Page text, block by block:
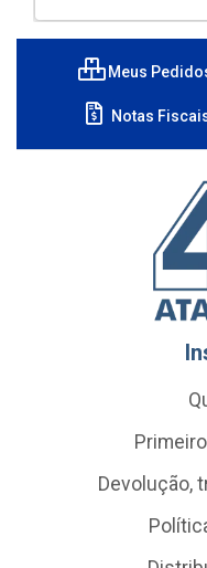
Meus
Notas
Devolução,